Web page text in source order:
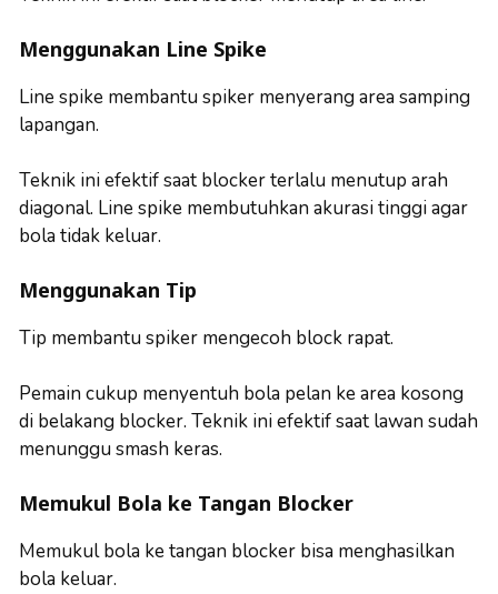
Menggunakan Line Spike
Line spike membantu spiker menyerang area samping
lapangan.
Teknik ini efektif saat blocker terlalu menutup arah
diagonal. Line spike membutuhkan akurasi tinggi agar
bola tidak keluar.
Menggunakan Tip
Tip membantu spiker mengecoh block rapat.
Pemain cukup menyentuh bola pelan ke area kosong
di belakang blocker. Teknik ini efektif saat lawan sudah
menunggu smash keras.
Memukul Bola ke Tangan Blocker
Memukul bola ke tangan blocker bisa menghasilkan
bola keluar.